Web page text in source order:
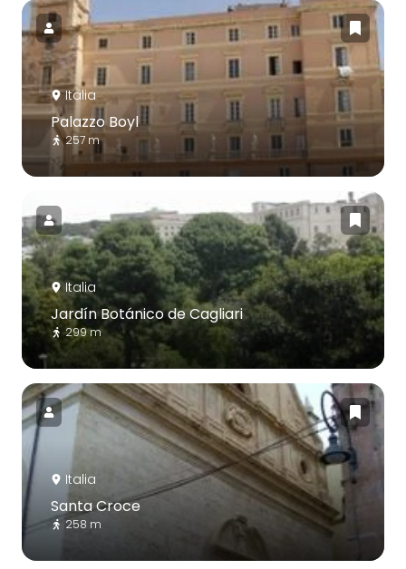
Italia
Palazzo Boyl
257 m
Italia
Jardín Botánico de Cagliari
299 m
Italia
Santa Croce
258 m